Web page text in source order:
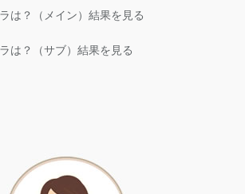
は？（メイン）結果を見る
は？（サブ）結果を見る